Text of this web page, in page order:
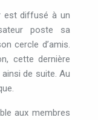
est diffusé à un
poste sa
cercle d’amis.
cette dernière
de suite. Au
aux membres